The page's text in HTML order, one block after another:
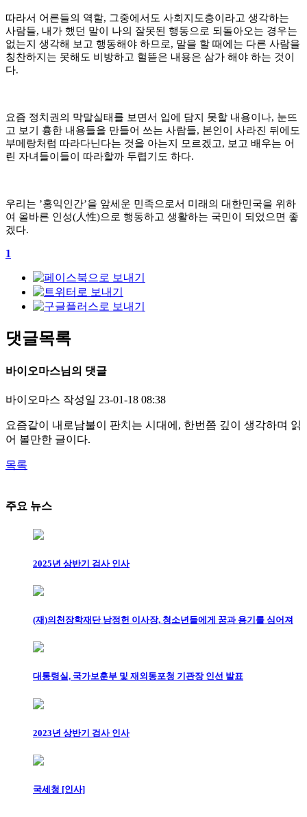
따라서 어른들의 역할, 그중에서도 사회지도층이라고 생각하는
사람들, 내가 했던 말이 나의 잘못된 행동으로 되돌아오는 경우는
없는지 생각해 보고 행동해야 하므로, 말을 할 때에는 다른 사람을
칭찬하지는 못해도 비방하고 헐뜯은 내용은 삼가 해야 하는 것이
다.
요즘 정치권의 막말실태를 보면서 입에 담지 못할 내용이나, 눈뜨
고 보기 흉한 내용들을 만들어 쓰는 사람들, 본인이 사라진 뒤에도
부메랑처럼 따라다닌다는 것을 아는지 모르겠고, 보고 배우는 어
린 자녀들이들이 따라할까 두렵기도 하다.
우리는 ’홍익인간’을 앞세운 민족으로서 미래의 대한민국을 위하
여 올바른 인성(人性)으로 행동하고 생활하는 국민이 되었으면 좋
겠다.
1
댓글목록
바이오마스님의 댓글
바이오마스 작성일 23-01-18 08:38
요즘같이 내로남불이 판치는 시대에, 한번쯤 깊이 생각하며 읽
어 볼만한 글이다.
목록
주요 뉴스
2025년 상반기 검사 인사
(재)의천장학재단 남정헌 이사장, 청소년들에게 꿈과 용기를 심어져
대통령실, 국가보훈부 및 재외동포청 기관장 인선 발표
2023년 상반기 검사 인사
국세청 [인사]